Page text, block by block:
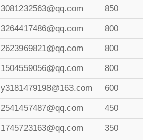
3081232563@qq.com 850
3264417486@qq.com 800
2623969821@qq.com 800
1504559056@qq.com 800
y3181479198@163.com 600
2541457487@qq.com 450
1745723163@qq.com 350